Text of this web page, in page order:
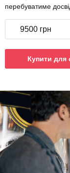
перебуватиме
9500 грн
Купити для